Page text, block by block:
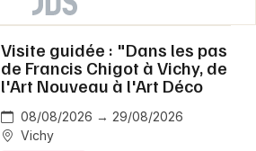
Visite guidée : "Dans les pas
de Francis Chigot à Vichy, de
l'Art Nouveau à l'Art Déco
08/08/2026 → 29/08/2026
Vichy